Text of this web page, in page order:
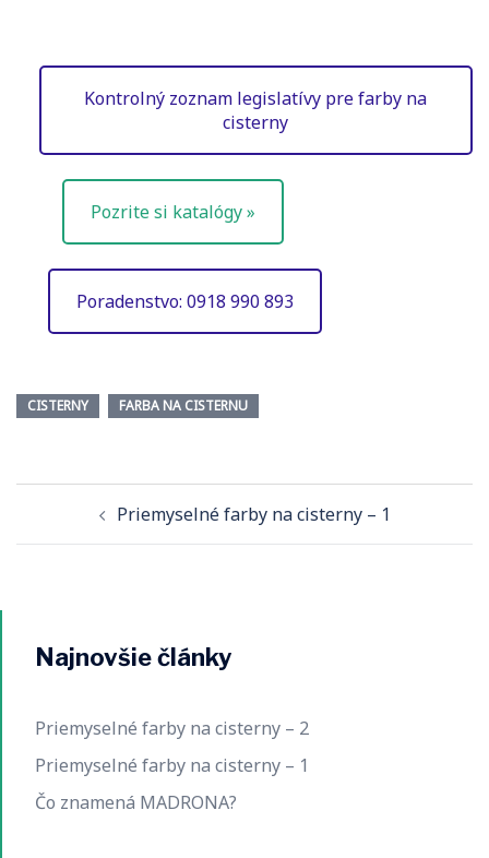
Kontrolný zoznam legislatívy pre farby na
cisterny
Pozrite si katalógy »
Poradenstvo: 0918 990 893
CISTERNY FARBA NA CISTERNU
Navigácia
článkami
Priemyselné farby na cisterny – 1
Najnovšie články
Priemyselné farby na cisterny – 2
Priemyselné farby na cisterny – 1
Čo znamená MADRONA?